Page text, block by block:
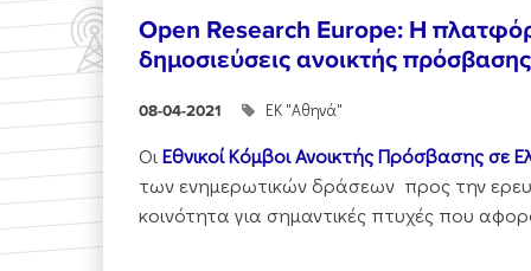
Open Research Europe: Η
δημοσιεύσεις ανοικτής πρόσβασης
08-04-2021 ΕΚ "Αθηνά"
Οι Εθνικοί Κόμβοι Ανοικτής Πρόσβασης σε
των ενημερωτικών δράσεων προς την
κοινότητα για σημαντικές πτυχές που